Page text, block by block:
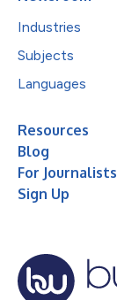
Industries
Subjects
Languages
Resources
Blog
For Journalists
Sign Up